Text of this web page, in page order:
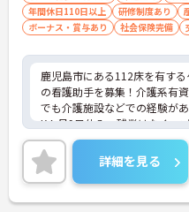
年間休日110日以上
研修制度あり
ボーナス・賞与あり
社会保険完備
鹿児島市にある112床を有す
の看護助手を募集！介護系有
でも介護施設などでの経験が
K！月9日休み、残業はなく、
確保しやすいです。日勤のみ
活リズムを整えやすく無理なく
♪ご興味のある方には、面接
らに詳細をお話ししますので
い！
詳細を見る